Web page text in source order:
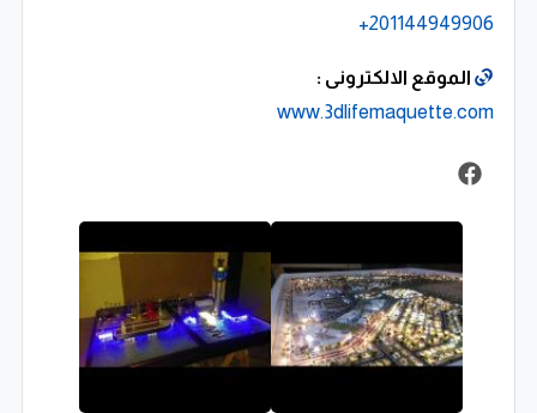
تقييم الكتل والفراغات
اختبار النسب المعمارية
???? عرض المشاريع في المعارض والمكاتب
تجهيز نماذج تسويقية احترافية
دعم حملات التسويق العقاري
201144949906+
الموقع الالكترونى :
www.3dlifemaquette.com